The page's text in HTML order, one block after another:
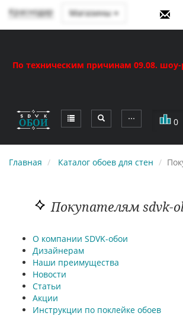
Краснодар Магазины
По техническим причинам 09.08. шоу-
⋯ 0
Главная Каталог обоев для стен
Покупателям sdvk-
О компании SDVK-обои
Дизайнерам
Наши преимущества
Новости
Статьи
Акции
Инструкции по поклейке обоев